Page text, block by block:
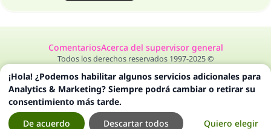
ComentariosAcerca del supervisor general
Todos los derechos reservados 1997-2025 ©
¡Hola! ¿Podemos habilitar algunos servicios adicionales para
Analytics & Marketing? Siempre podrá cambiar o retirar su
consentimiento más tarde.
Quiero elegir
Descartar todos
De acuerdo